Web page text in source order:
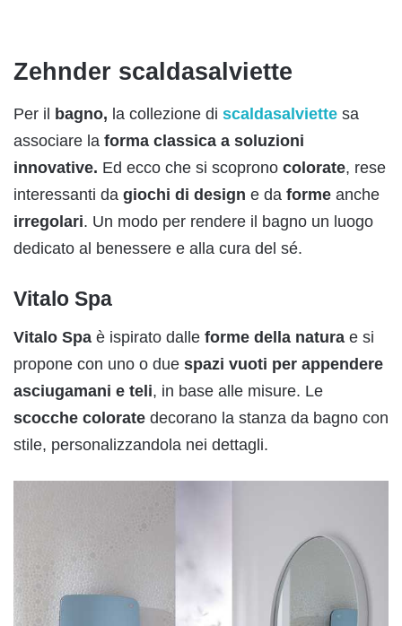
Zehnder scaldasalviette
Per il bagno, la collezione di scaldasalviette sa
associare la forma classica a soluzioni
innovative. Ed ecco che si scoprono colorate, rese
interessanti da giochi di design e da forme anche
irregolari. Un modo per rendere il bagno un luogo
dedicato al benessere e alla cura del sé.
Vitalo Spa
Vitalo Spa è ispirato dalle forme della natura e si
propone con uno o due spazi vuoti per appendere
asciugamani e teli, in base alle misure. Le
scocche colorate decorano la stanza da bagno con
stile, personalizzandola nei dettagli.